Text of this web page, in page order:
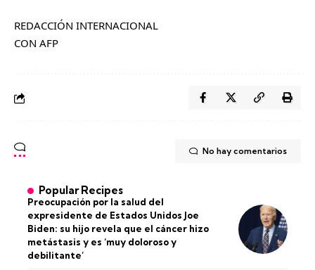
REDACCIÓN INTERNACIONAL
CON AFP
No hay comentarios
Popular Recipes
Preocupación por la salud del
expresidente de Estados Unidos Joe
Biden: su hijo revela que el cáncer hizo
metástasis y es ‘muy doloroso y
debilitante’